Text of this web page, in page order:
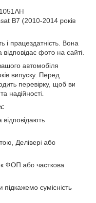
B7 (2010-2014 років
і працездатність. Вона
фото на сайті.
автомобіля
випуску. Перед
перевірку, щоб ви
надійності.
відповідають
Делівері або
ФОП або часткова
сумісність